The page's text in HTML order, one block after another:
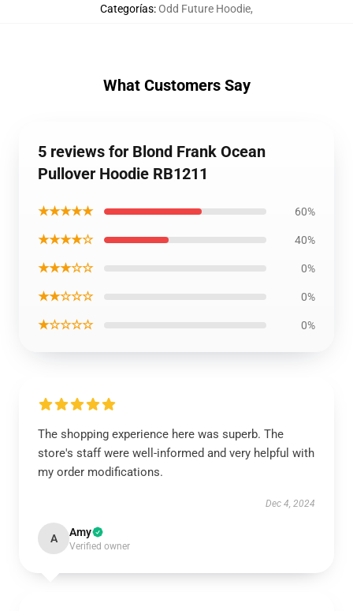
Categorías:Odd Future Hoodie,
What Customers Say
5 reviews for Blond Frank Ocean
Pullover Hoodie RB1211
★★★★★ 60%
★★★★☆ 40%
★★★☆☆ 0%
★★☆☆☆ 0%
★☆☆☆☆ 0%
The shopping experience here was superb. The
store's staff were well-informed and very helpful with
my order modifications.
Dec 4, 2024
A Amy
Verified owner